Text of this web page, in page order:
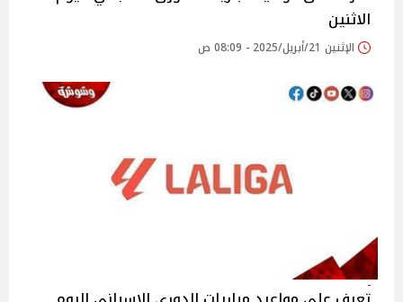
الاثنين
الإثنين 21/أبريل/2025 - 08:09 ص